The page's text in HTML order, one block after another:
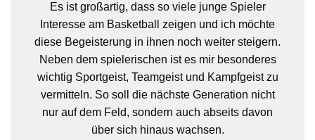
Es ist großartig, dass so viele junge Spieler
Interesse am Basketball zeigen und ich möchte
diese Begeisterung in ihnen noch weiter steigern.
Neben dem spielerischen ist es mir besonderes
wichtig Sportgeist, Teamgeist und Kampfgeist zu
vermitteln. So soll die nächste Generation nicht
nur auf dem Feld, sondern auch abseits davon
über sich hinaus wachsen.